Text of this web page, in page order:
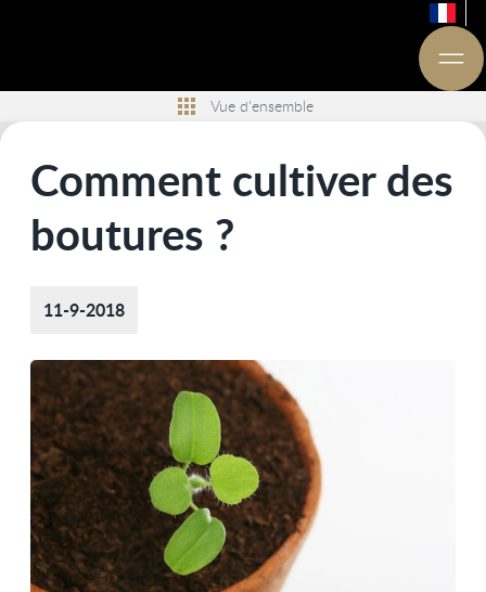
Vue d'ensemble
Comment cultiver des
boutures ?
11-9-2018